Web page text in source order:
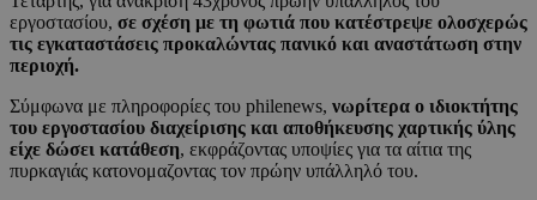
εργοστασίου, σε σχέση με τη φωτιά που κατέστρεψε ολοσχερώς
τις εγκαταστάσεις προκαλώντας πανικό και αναστάτωση στην
περιοχή.
Σύμφωνα με πληροφορίες του philenews, νωρίτερα ο ιδιοκτήτης
του εργοστασίου διαχείρισης και αποθήκευσης χαρτικής ύλης
είχε δώσει κατάθεση, εκφράζοντας υποψίες για τα αίτια της
πυρκαγιάς κατονομαζοντας τον πρώην υπάλληλό του.